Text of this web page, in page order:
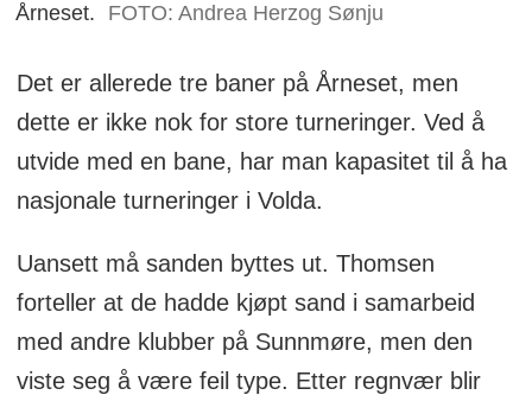
Årneset.
FOTO: Andrea Herzog Sønju
Det er allerede tre baner på Årneset, men
dette er ikke nok for store turneringer. Ved å
utvide med en bane, har man kapasitet til å ha
nasjonale turneringer i Volda.
Uansett må sanden byttes ut. Thomsen
forteller at de hadde kjøpt sand i samarbeid
med andre klubber på Sunnmøre, men den
viste seg å være feil type. Etter regnvær blir